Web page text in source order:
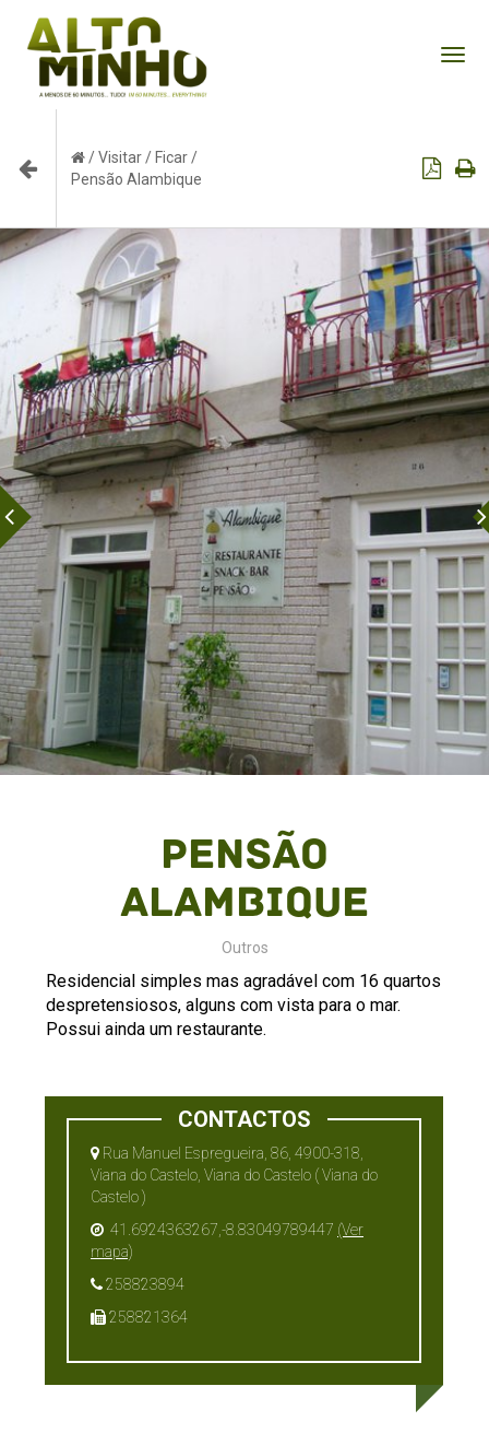
/Visitar/ Ficar/
Pensão Alambique
Pensão
Alambique
Outros
Residencial simples mas agradável com 16 quartos
despretensiosos, alguns com vista para o mar.
Possui ainda um restaurante.
CONTACTOS
Rua Manuel Espregueira, 86, 4900-318,
Viana do Castelo, Viana do Castelo ( Viana do
Castelo )
41.6924363267,-8.83049789447 (Ver
mapa)
258823894
258821364